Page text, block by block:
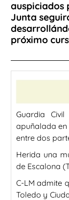
auspiciados
Junta
próximo
Guardia
apuñalada
entre dos
Herida una
de Escalona
C-LM admite
Toledo y